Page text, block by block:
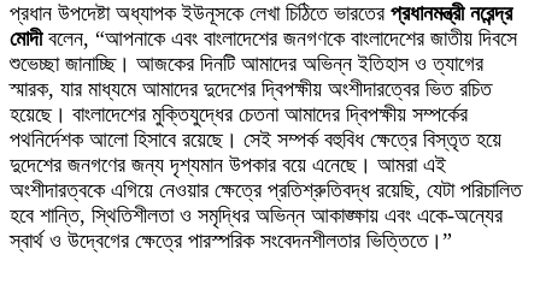
প্রধান উপদেষ্টা অধ্যাপক ইউনূসকে লেখা চিঠিতে ভারতের প্রধানমন্ত্রী নরেন্দ্র
মোদীবলেন, “আপনাকে এবং বাংলাদেশের জনগণকে বাংলাদেশের জাতীয় দিবসে
শুভেচ্ছা জানাচ্ছি। আজকের দিনটি আমাদের অভিন্ন ইতিহাস ও ত্যাগের
স্মারক, যার মাধ্যমে আমাদের দুদেশের দ্বিপক্ষীয় অংশীদারত্বের ভিত রচিত
হয়েছে। বাংলাদেশের মুক্তিযুদ্ধের চেতনা আমাদের দ্বিপক্ষীয় সম্পর্কের
পথনির্দেশক আলো হিসাবে রয়েছে। সেই সম্পর্ক বহুবিধ ক্ষেত্রে বিস্তৃত হয়ে
দুদেশের জনগণের জন্য দৃশ্যমান উপকার বয়ে এনেছে। আমরা এই
অংশীদারত্বকে এগিয়ে নেওয়ার ক্ষেত্রে প্রতিশ্রুতিবদ্ধ রয়েছি, যেটা পরিচালিত
হবে শান্তি, স্থিতিশীলতা ও সমৃদ্ধির অভিন্ন আকাঙ্ক্ষায় এবং একে-অন্যের
স্বার্থ ও উদ্বেগের ক্ষেত্রে পারস্পরিক সংবেদনশীলতার ভিত্তিতে।”